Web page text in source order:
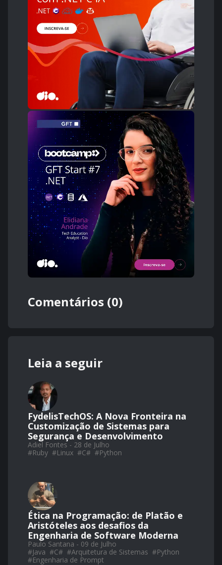
Comentários (0)
Leia a seguir
FydelisTechOS: A Nova Fronteira na
Customização de Sistemas para
Segurança e Desenvolvimento
Adiel Fontes - 28 de Julho
#Ruby #Linux #C# #Python
Ética na Programação: de Platão e
Aristóteles aos desafios da
Engenharia de Software Moderna
Paulo Santana - 09 de Julho
#Java #C# #Arquitetura de Sistemas #Python
#Engenharia de Prompt